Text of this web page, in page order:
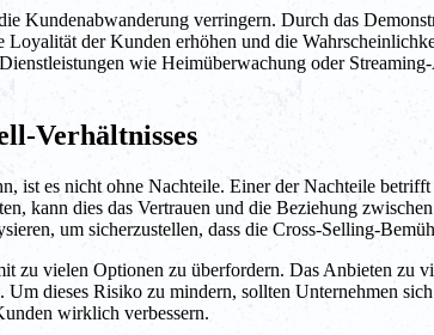
Kundenabwanderung verringern. Durch das
Loyalität der Kunden erhöhen und die
wie Heimüberwachung oder
Verhältnisses
ist es nicht ohne Nachteile. Einer der Nachteile
kann dies das Vertrauen und die Beziehung
um sicherzustellen, dass die Cross-Selling-
zu vielen Optionen zu überfordern. Das Anbieten zu
dieses Risiko zu mindern, sollten Unternehmen
wirklich verbessern.